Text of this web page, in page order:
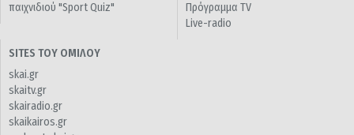
παιχνιδιού "Sport Quiz"
Πρόγραμμα TV
Live-radio
SITES ΤΟΥ ΟΜΙΛΟΥ
skai.gr
skaitv.gr
skairadio.gr
skaikairos.gr